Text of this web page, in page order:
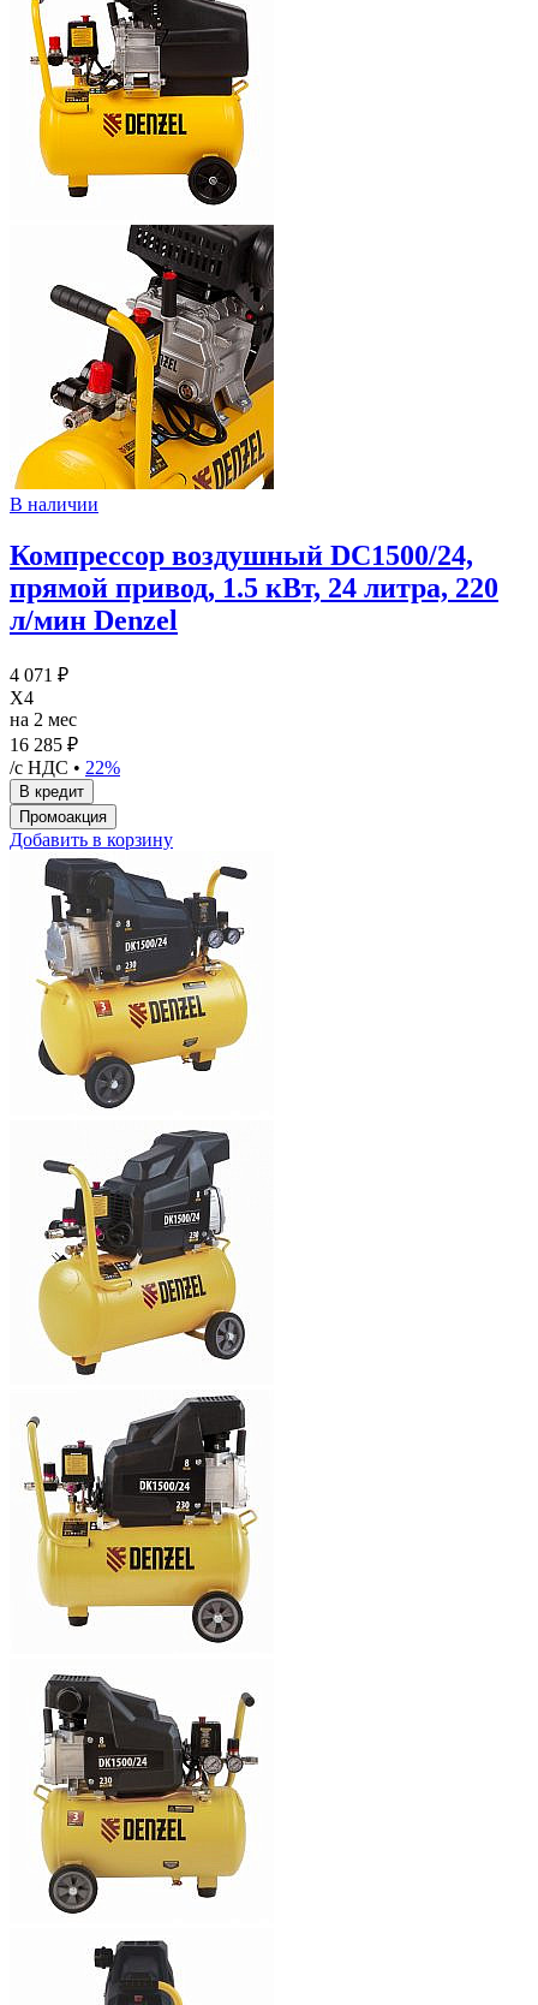
В наличии
Компрессор воздушный DC1500/24,
прямой привод, 1.5 кВт, 24 литра, 220
л/мин Denzel
4 071 ₽
X4
на 2 мес
16 285 ₽
/с НДС • 22%
Добавить в корзину